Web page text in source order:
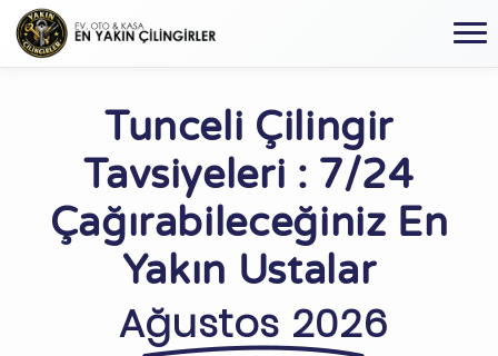
Tunceli Çilingir
Tavsiyeleri : 7/24
Çağırabileceğiniz En
Yakın Ustalar
Ağustos 2026